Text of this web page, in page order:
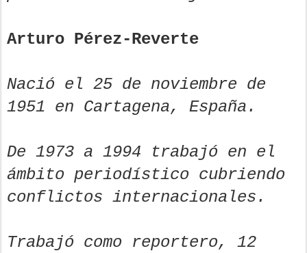
Arturo Pérez-Reverte
Nació el 25 de noviembre de
1951 en Cartagena, España.
De 1973 a 1994 trabajó en el
ámbito periodístico cubriendo
conflictos internacionales.
Trabajó como reportero, 12